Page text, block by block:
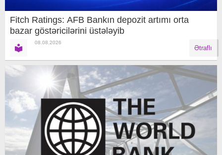
Fitch Ratings: AFB Bankın depozit artımı orta
bazar göstəricilərini üstələyib
08.08.2026
Ətraflı